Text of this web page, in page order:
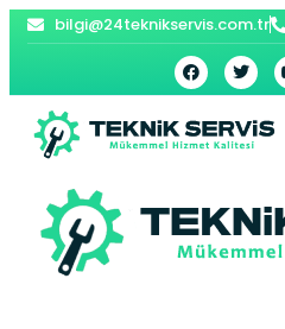
bilgi@24teknikservis.com.tr